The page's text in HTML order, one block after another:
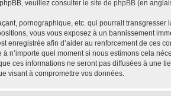
veuillez consulter le site de phpBB (en
pornographique, etc. qui pourrait transgresser
vous vous exposez à un bannissement
enregistrée afin d’aider au renforcement de ces
quel moment si nous estimons cela
ces informations ne seront pas diffusées à une
visant à compromettre vos données.